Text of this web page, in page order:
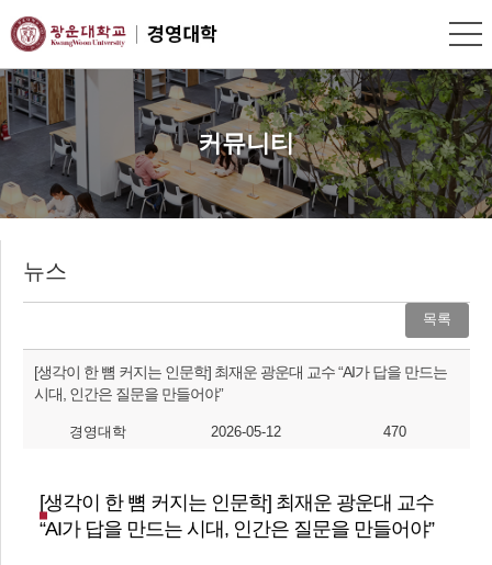
커뮤니티
뉴스
목록
[생각이 한 뼘 커지는 인문학] 최재운 광운대 교수 “AI가 답을 만드는
시대, 인간은 질문을 만들어야”
경영대학 2026-05-12 470
[생각이 한 뼘 커지는 인문학] 최재운 광운대 교수
“AI가 답을 만드는 시대, 인간은 질문을 만들어야”